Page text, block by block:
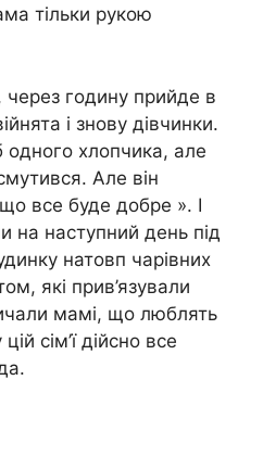
тільки рукою
через годину прийде в
і знову дівчинки.
одного хлопчика, але
Але він
все буде добре ». І
на наступний день під
натовп чарівних
які прив’язували
мамі, що люблять
сім’ї дійсно все